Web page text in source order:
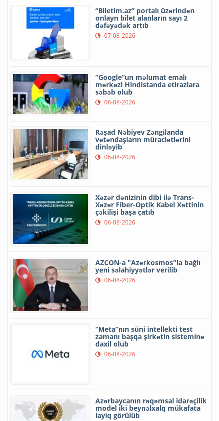
“Biletim.az” portalı üzərindən
onlayn bilet alanların sayı 2
dəfəyədək artıb
07-08-2026
“Google”un məlumat emalı
mərkəzi Hindistanda etirazlara
səbəb olub
06-08-2026
Rəşad Nəbiyev Zəngilanda
vətəndaşların müraciətlərini
dinləyib
06-08-2026
Xəzər dənizinin dibi ilə Trans-
Xəzər Fiber-Optik Kabel Xəttinin
çəkilişi başa çatıb
06-08-2026
AZCON-a "Azərkosmos"la bağlı
yeni səlahiyyətlər verilib
06-08-2026
“Meta”nın süni intellekti test
zamanı başqa şirkətin sisteminə
daxil olub
06-08-2026
Azərbaycanın rəqəmsal idarəçilik
model iki beynəlxalq mükafata
layiq görülüb